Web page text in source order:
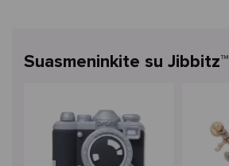
Suasmeninkite su Jibbitz™